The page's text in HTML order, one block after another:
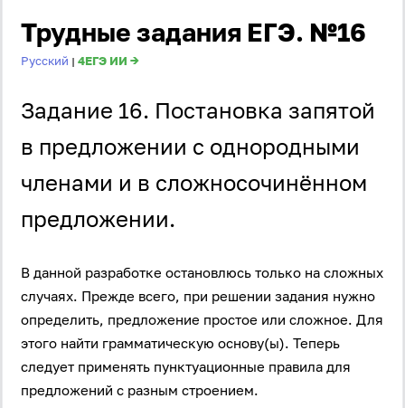
Трудные задания ЕГЭ. №16
Русский | 4ЕГЭ ИИ →
Задание 16. Постановка запятой
в предложении с однородными
членами и в сложносочинённом
предложении.
В данной разработке остановлюсь только на сложных
случаях. Прежде всего, при решении задания нужно
определить, предложение простое или сложное. Для
этого найти грамматическую основу(ы). Теперь
следует применять пунктуационные правила для
предложений с разным строением.